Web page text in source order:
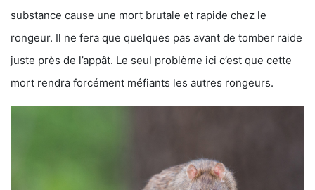
substance cause une mort brutale et rapide chez le
rongeur. Il ne fera que quelques pas avant de tomber raide
juste près de l’appât. Le seul problème ici c’est que cette
mort rendra forcément méfiants les autres rongeurs.